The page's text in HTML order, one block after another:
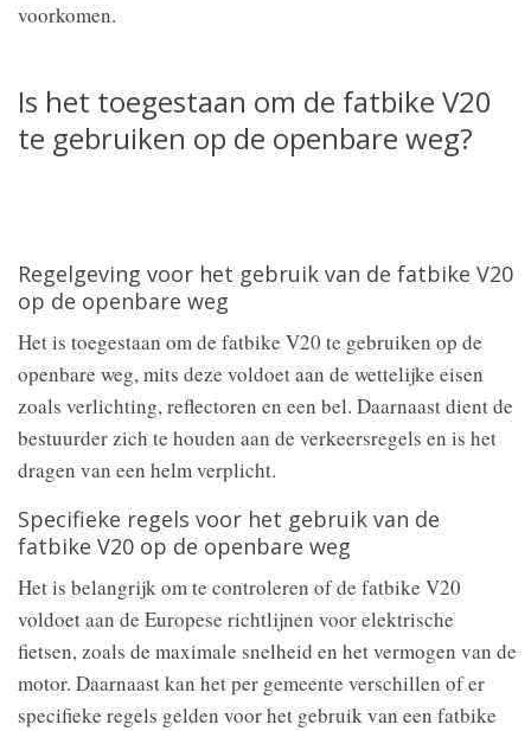
voorkomen.
Is het toegestaan om de fatbike V20
te gebruiken op de openbare weg?
Regelgeving voor het gebruik van de fatbike V20
op de openbare weg
Het is toegestaan om de fatbike V20 te gebruiken op de
openbare weg, mits deze voldoet aan de wettelijke eisen
zoals verlichting, reflectoren en een bel. Daarnaast dient de
bestuurder zich te houden aan de verkeersregels en is het
dragen van een helm verplicht.
Specifieke regels voor het gebruik van de
fatbike V20 op de openbare weg
Het is belangrijk om te controleren of de fatbike V20
voldoet aan de Europese richtlijnen voor elektrische
fietsen, zoals de maximale snelheid en het vermogen van de
motor. Daarnaast kan het per gemeente verschillen of er
specifieke regels gelden voor het gebruik van een fatbike